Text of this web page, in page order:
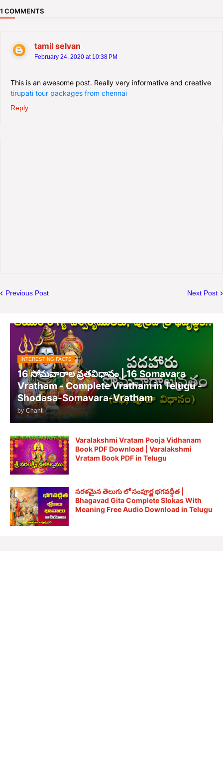
1 COMMENTS
tamil selvan
February 24, 2020 at 10:38 PM
This is an awesome post. Really very informative and creative
tirupati tour packages from chennai
Reply
Previous Post Next Post
INTERESTING FACTS
16 సోమవారాల వ్రతవిధానం | 16 Somavara
Vratham - Complete Vratham in Telugu -
Shodasa-Somavara-Vratham
by Chanti
Varalakshmi Vratam Pooja Vidhanam
Book PDF Download | Varalakshmi
Vratam Book PDF in Telugu
సరళమైన తెలుగు లో సంపూర్ణ భగవద్గీత |
Bhagavad Gita Complete Slokas With
Meaning Free Audio Download in Telugu